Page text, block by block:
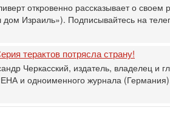
откровенно рассказывает о своем
Израиль»). Подписывайтесь на
терактов потрясла страну!
Черкасский, издатель, владелец и
и одноименного журнала